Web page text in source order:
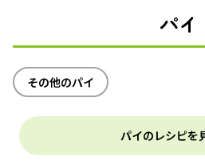
パイ
その他のパイ
パイのレシピを